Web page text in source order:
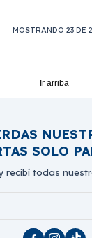
MOSTRANDO 23 DE
Ir arriba
SOLO
recibí todas